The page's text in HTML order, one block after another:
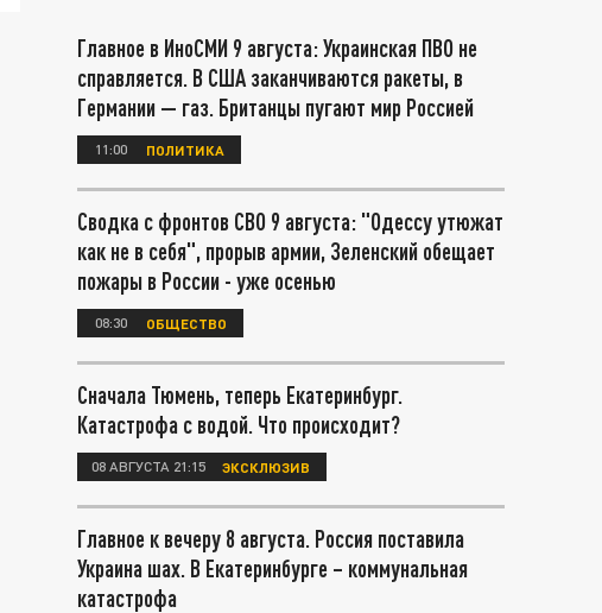
Главное в ИноСМИ 9 августа: Украинская ПВО не
справляется. В США заканчиваются ракеты, в
Германии — газ. Британцы пугают мир Россией
11:00 ПОЛИТИКА
Сводка с фронтов СВО 9 августа: "Одессу утюжат
как не в себя", прорыв армии, Зеленский обещает
пожары в России - уже осенью
08:30 ОБЩЕСТВО
Сначала Тюмень, теперь Екатеринбург.
Катастрофа с водой. Что происходит?
08 АВГУСТА 21:15 ЭКСКЛЮЗИВ
Главное к вечеру 8 августа. Россия поставила
Украина шах. В Екатеринбурге – коммунальная
катастрофа